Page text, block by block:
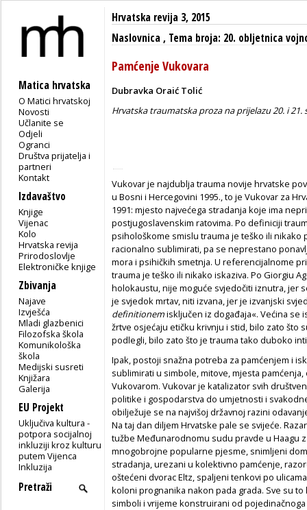
Matica hrvatska
O Matici hrvatskoj
Novosti
Učlanite se
Odjeli
Ogranci
Društva prijatelja i
partneri
Kontakt
Izdavaštvo
Knjige
Vijenac
Kolo
Hrvatska revija
Prirodoslovlje
Elektroničke knjige
Zbivanja
Najave
Izvješća
Mladi glazbenici
Filozofska škola
Komunikološka
škola
Medijski susreti
Knjižara
Galerija
EU Projekt
Uključiva kultura -
potpora socijalnoj
inkluziji kroz kulturu
putem Vijenca
Inkluzija
Hrvatska revija 3, 2015
Naslovnica , Tema broja: 20. obljetnica
Pamćenje Vukovara
Dubravka Oraić Tolić
Hrvatska traumatska proza na prijelazu 20. i 21.
Vukovar je najdublja trauma novije hrvatske
u Bosni i Hercegovini 1995., to je Vukovar za
1991: mjesto najvećega stradanja koje ima
postjugoslavenskim ratovima. Po definiciji
psihološkome smislu trauma je teško ili nikako
racionalno sublimirati, pa se neprestano
mora i psihičkih smetnja. U referencijalnome
trauma je teško ili nikako iskaziva. Po Giorgiu
holokaustu, nije moguće svjedočiti iznutra, jer
je svjedok mrtav, niti izvana, jer je izvanjski
definitionemisključen iz događaja«. Većina se
žrtve osjećaju etičku krivnju i stid, bilo zato što
podlegli, bilo zato što je trauma tako duboko
Ipak, postoji snažna potreba za pamćenjem i
sublimirati u simbole, mitove, mjesta
Vukovarom. Vukovar je katalizator svih
politike i gospodarstva do umjetnosti i
obilježuje se na najvišoj državnoj razini
Na taj dan diljem Hrvatske pale se svijeće.
tužbe Međunarodnomu sudu pravde u Haagu
mnogobrojne popularne pjesme, snimljeni
stradanja, urezani u kolektivno pamćenje,
oštećeni dvorac Eltz, spaljeni tenkovi po
koloni prognanika nakon pada grada. Sve su
simboli i vrijeme konstruirani od